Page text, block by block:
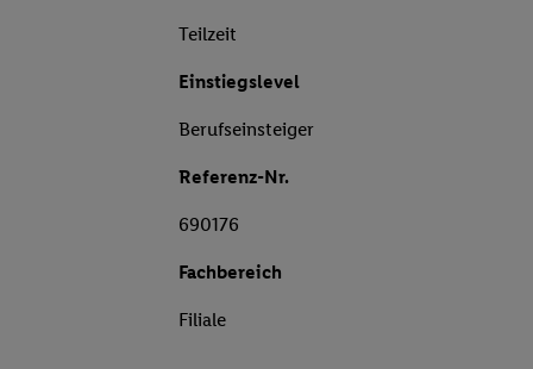
Teilzeit
Einstiegslevel
Berufseinsteiger
Referenz-Nr.
690176
Fachbereich
Filiale